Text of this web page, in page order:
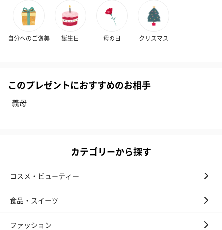
キャンドル・お香
キャンドル・お香を同梱してお届けいたします。
ンセンススティック
（St.OSMANTHUS）
お酒を同梱してお届けいたします。
自分へのご褒美 誕生日 母の日 クリスマス
このプレゼントにおすすめのお相手
義母
カテゴリーから探す
コスメ・ビューティー
食品・スイーツ
ファッション